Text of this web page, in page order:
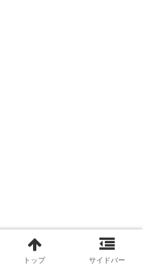
トップ サイドバー